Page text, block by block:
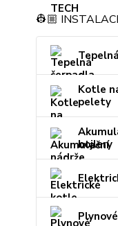
👷🏼
Kotle
pelety
bojlery